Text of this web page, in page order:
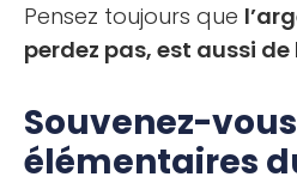
Pensez toujours que
perdez pas, est aussi
Souvenez-
élémentaires